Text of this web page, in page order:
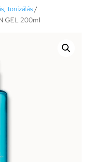
tonizálás/
GEL 200ml